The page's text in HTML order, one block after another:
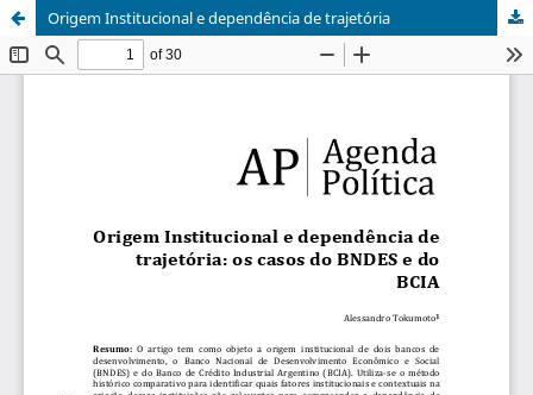
Origem Institucional e dependência de trajetória